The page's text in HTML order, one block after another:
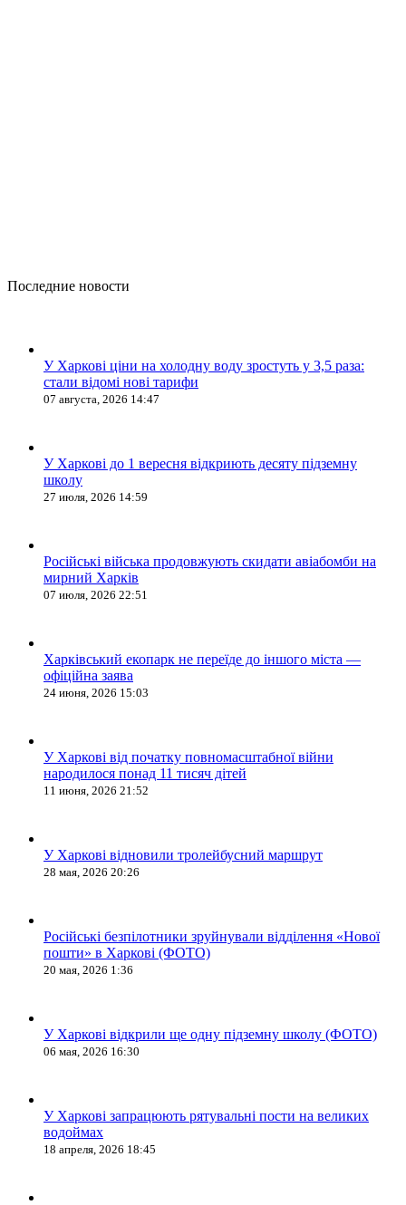
Последние новости
У Харкові ціни на холодну воду зростуть у 3,5 раза:
стали відомі нові тарифи
07 августа, 2026 14:47
У Харкові до 1 вересня відкриють десяту підземну
школу
27 июля, 2026 14:59
Російські війська продовжують скидати авіабомби на
мирний Харків
07 июля, 2026 22:51
Харківський екопарк не переїде до іншого міста —
офіційна заява
24 июня, 2026 15:03
У Харкові від початку повномасштабної війни
народилося понад 11 тисяч дітей
11 июня, 2026 21:52
У Харкові відновили тролейбусний маршрут
28 мая, 2026 20:26
Російські безпілотники зруйнували відділення «Нової
пошти» в Харкові (ФОТО)
20 мая, 2026 1:36
У Харкові відкрили ще одну підземну школу (ФОТО)
06 мая, 2026 16:30
У Харкові запрацюють рятувальні пости на великих
водоймах
18 апреля, 2026 18:45